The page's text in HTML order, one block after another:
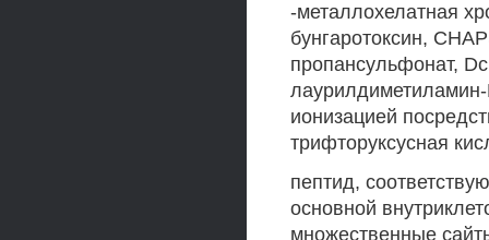
-металлохелатная
бунгаротоксин,
пропансульфонат,
ионизацией
трифторуксусная
пептид,
основной
множественные